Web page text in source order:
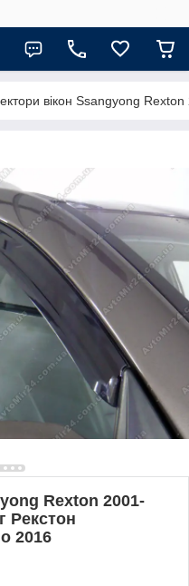
вікон Ssangyong
Rexton 2001-
Рекстон
2016